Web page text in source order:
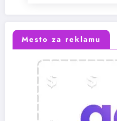
Mesto za reklamu